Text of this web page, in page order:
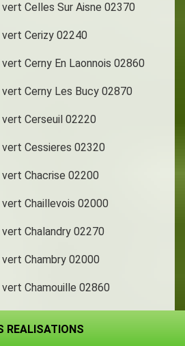
REALISATIONS
REALISATIONS
Celles Sur Aisne 02370
Cerizy 02240
Cerny En Laonnois 02860
Cerny Les Bucy 02870
Cerseuil 02220
Cessieres 02320
Chacrise 02200
Chaillevois 02000
Chalandry 02270
Chambry 02000
Chamouille 02860